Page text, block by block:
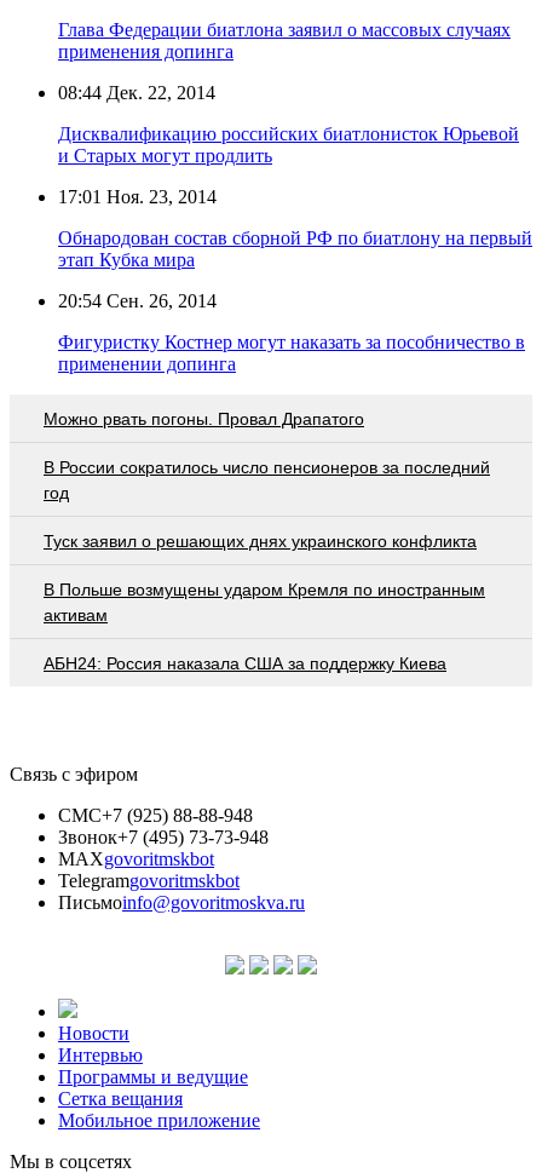
Глава Федерации биатлона заявил о массовых случаях
применения допинга
08:44 Дек. 22, 2014
Дисквалификацию российских биатлонисток Юрьевой
и Старых могут продлить
17:01 Ноя. 23, 2014
Обнародован состав сборной РФ по биатлону на первый
этап Кубка мира
20:54 Сен. 26, 2014
Фигуристку Костнер могут наказать за пособничество в
применении допинга
Можно рвать погоны. Провал Драпатого
В России сократилось число пенсионеров за последний
год
Туск заявил о решающих днях украинского конфликта
В Польше возмущены ударом Кремля по иностранным
активам
АБН24: Россия наказала США за поддержку Киева
Связь с эфиром
СМС+7 (925) 88-88-948
Звонок+7 (495) 73-73-948
MAXgovoritmskbot
Telegramgovoritmskbot
Письмоinfo@govoritmoskva.ru
Новости
Интервью
Программы и ведущие
Сетка вещания
Мобильное приложение
Мы в соцсетях